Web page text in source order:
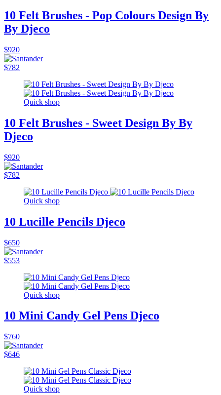
10 Felt Brushes - Pop Colours Design By
By Djeco
$920
$782
Quick shop
10 Felt Brushes - Sweet Design By By
Djeco
$920
$782
Quick shop
10 Lucille Pencils Djeco
$650
$553
Quick shop
10 Mini Candy Gel Pens Djeco
$760
$646
Quick shop